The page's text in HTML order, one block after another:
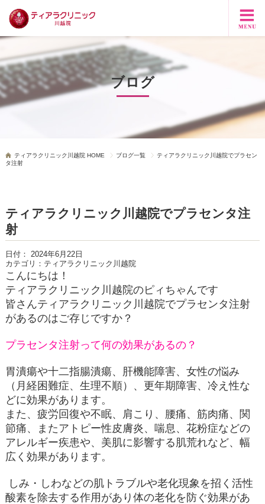
ブログ
ティアラクリニック川越院 HOME ブログ一覧
ティアラクリニック川越院でプラセン
タ注射
ティアラクリニック川越院でプラセンタ注
射
日付： 2024年6月22日
カテゴリ： ティアラクリニック川越院
こんにちは！
ティアラクリニック川越院のピィちゃんです
皆さんティアラクリニック川越院でプラセンタ注射
があるのはご存じですか？
プラセンタ注射って何の効果があるの？
胃潰瘍や十二指腸潰瘍、肝機能障害、女性の悩み
（月経困難症、生理不順）、更年期障害、冷え性な
どに効果があります。
また、疲労回復や不眠、肩こり、腰痛、筋肉痛、関
節痛、またアトピー性皮膚炎、喘息、花粉症などの
アレルギー疾患や、美肌に影響する肌荒れなど、幅
広く効果があります。
しみ・しわなどの肌トラブルや老化現象を招く活性
酸素を除去する作用があり体の老化を防ぐ効果があ